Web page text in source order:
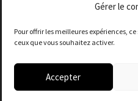
Gérer le
Pour offrir les meilleures expériences, c
ceux que vous souhaitez activer.
Accepter